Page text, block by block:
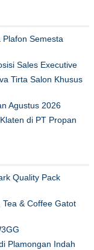
Semesta
Sales Executive
Tirta Salon Khusus
Agustus 2026
di PT Propan
Quality Pack
& Coffee Gatot
Plamongan Indah